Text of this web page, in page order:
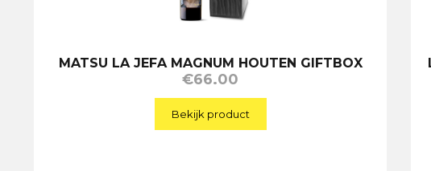
MATSU LA JEFA MAGNUM HOUTEN GIFTBOX
€66.00
Bekijk product